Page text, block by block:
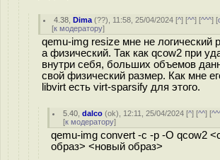
4.38 ,Dima (??), 11:58, 25/04/2024 [^] [^^] [^^^] [
[к модератору]
qemu-img resize мне не логический
а физический. Так как qcow2 при
внутри себя, больших объемов
свой физический размер. Как мне
libvirt есть virt-sparsify для этого.
5.40 ,dalco (ok), 12:11, 25/04/2024 [^] [^^] [
[к модератору]
qemu-img convert -c -p -O qcow2
образ> <новый образ>